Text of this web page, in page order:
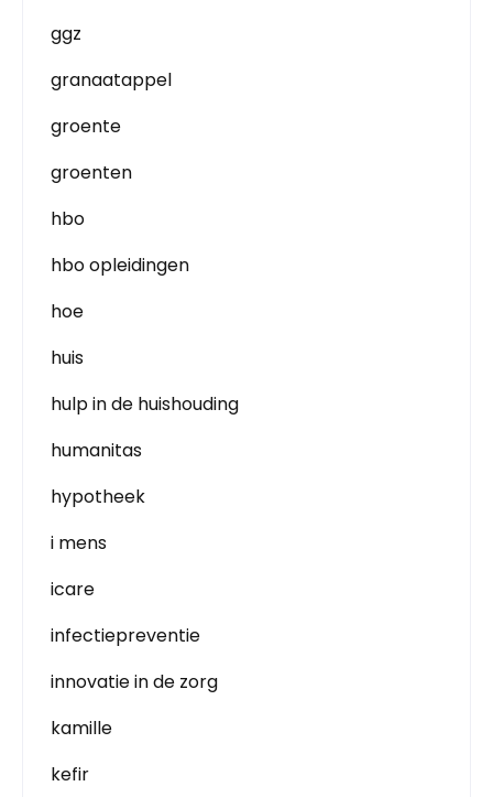
ggz
granaatappel
groente
groenten
hbo
hbo opleidingen
hoe
huis
hulp in de huishouding
humanitas
hypotheek
i mens
icare
infectiepreventie
innovatie in de zorg
kamille
kefir